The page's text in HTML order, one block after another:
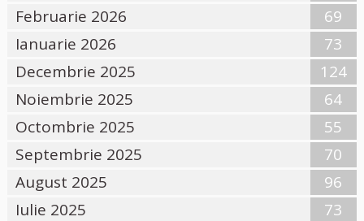
Februarie 2026
69
Ianuarie 2026
73
Decembrie 2025
124
Noiembrie 2025
64
Octombrie 2025
55
Septembrie 2025
70
August 2025
96
Iulie 2025
73